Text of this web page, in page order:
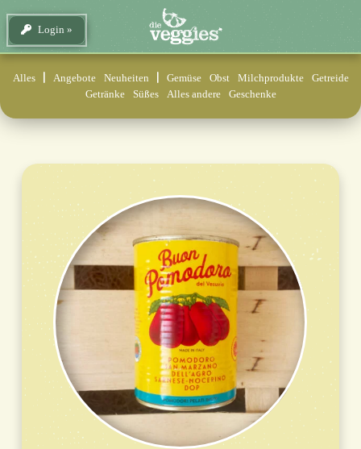
Login
Alles Angebote Neuheiten Gemüse Obst Milchprodukte
Getreide
Getränke
Süßes Alles andere Geschenke